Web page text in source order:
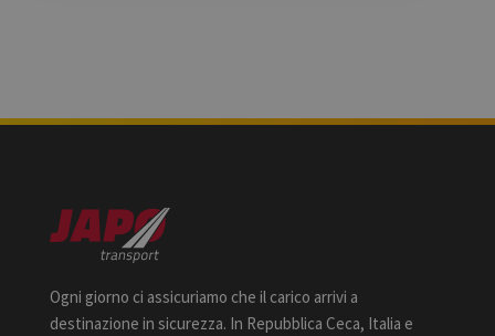
Ogni giorno ci assicuriamo che il carico arrivi a
destinazione in sicurezza. In Repubblica Ceca, Italia e